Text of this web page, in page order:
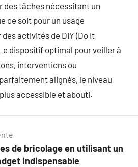
tâches nécessitant un
ce soit pour un usage
activités de DIY (Do It
dispositif optimal pour veiller à
interventions ou
alignés, le niveau
accessible et abouti.
de bricolage en utilisant un
indispensable